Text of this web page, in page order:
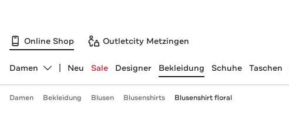
Online Shop Outletcity Metzingen
Abteilung ändern, ausgewählt:
Damen Neu Sale Designer Bekleidung Schuhe Taschen
Damen Bekleidung Blusen Blusenshirts Blusenshirt floral